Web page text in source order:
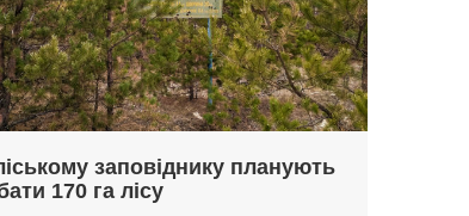
заповіднику планують
170 га лісу